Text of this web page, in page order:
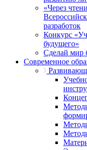
«Через
разработок
Конкурс
будущего»
Сделай мир
Современное